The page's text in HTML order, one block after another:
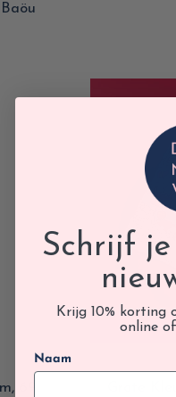
69
Schrijf
Krijg 10% korting
online
Naam